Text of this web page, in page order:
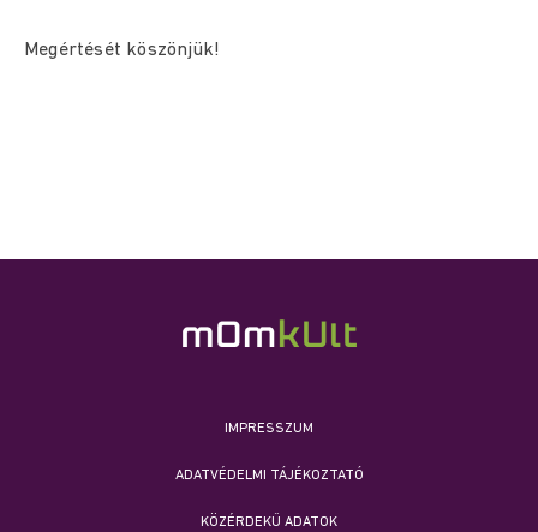
Megértését köszönjük!
IMPRESSZUM
ADATVÉDELMI TÁJÉKOZTATÓ
KÖZÉRDEKŰ ADATOK